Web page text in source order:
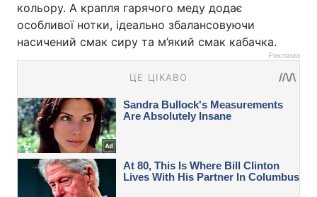
кольору. А крапля гарячого меду додає
особливої нотки, ідеально збалансовуючи
насичений смак сиру та м’який смак кабачка.
Реклама